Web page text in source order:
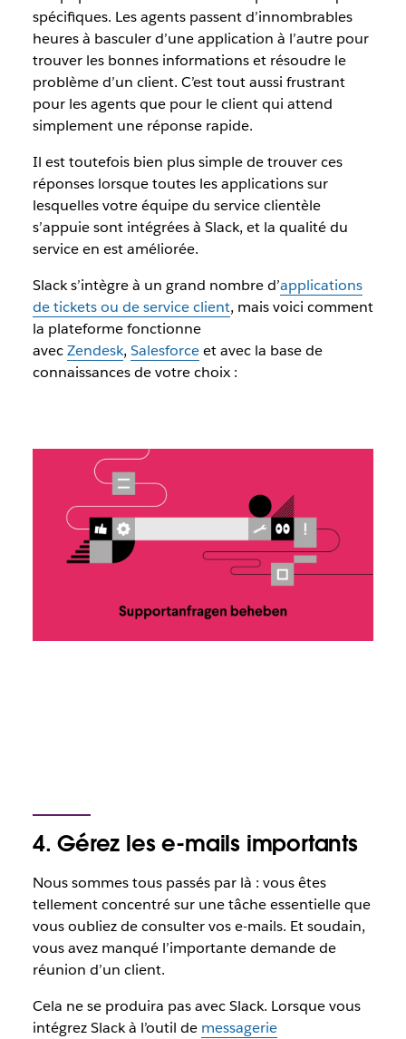
spécifiques. Les agents passent d’innombrables
heures à basculer d’une application à l’autre pour
trouver les bonnes informations et résoudre le
problème d’un client. C’est tout aussi frustrant
pour les agents que pour le client qui attend
simplement une réponse rapide.
Il est toutefois bien plus simple de trouver ces
réponses lorsque toutes les applications sur
lesquelles votre équipe du service clientèle
s’appuie sont intégrées à Slack, et la qualité du
service en est améliorée.
Slack s’intègre à un grand nombre d’applications
de tickets ou de service client, mais voici comment
la plateforme fonctionne
avecZendesk, Salesforceet avec la base de
connaissances de votre choix :
4. Gérez les e-mails importants
Nous sommes tous passés par là : vous êtes
tellement concentré sur une tâche essentielle que
vous oubliez de consulter vos e-mails. Et soudain,
vous avez manqué l’importante demande de
réunion d’un client.
Cela ne se produira pas avec Slack. Lorsque vous
intégrez Slack à l’outil de messagerie